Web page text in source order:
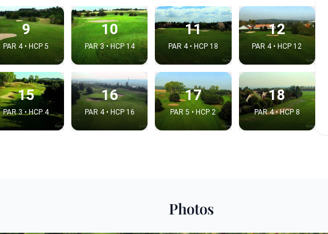
9
PAR 4 • HCP 5
10
PAR 3 • HCP 14
11
PAR 4 • HCP 18
12
PAR 4 • HCP 12
15
PAR 3 • HCP 4
16
PAR 4 • HCP 16
17
PAR 5 • HCP 2
18
PAR 4 • HCP 8
Photos